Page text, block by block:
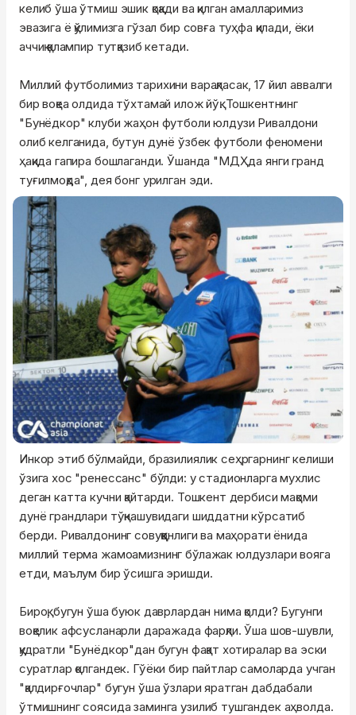
келиб ўша ўтмиш эшик қоқади ва қилган амалларимиз
эвазига ё қўлимизга гўзал бир совға туҳфа қилади, ёки
аччиқ қалампир тутқазиб кетади.
Миллий футболимиз тарихини варақласак, 17 йил аввалги
бир воқеа олдида тўхтамай илож йўқ. Тошкентнинг
"Бунёдкор" клуби жаҳон футболи юлдузи Ривалдони
олиб келганида, бутун дунё ўзбек футболи феномени
ҳақида гапира бошлаганди. Ўшанда "МДҲда янги гранд
туғилмоқда", дея бонг урилган эди.
Инкор этиб бўлмайди, бразилиялик сеҳргарнинг келиши
ўзига хос "ренессанс" бўлди: у стадионларга мухлис
деган катта кучни қайтарди. Тошкент дербиси мақоми
дунё грандлари тўқнашувидаги шиддатни кўрсатиб
берди. Ривалдонинг совуққонлиги ва маҳорати ёнида
миллий терма жамоамизнинг бўлажак юлдузлари вояга
етди, маълум бир ўсишга эришди.
Бироқ, бугун ўша буюк даврлардан нима қолди? Бугунги
воқелик афсусланарли даражада фарқли. Ўша шов-шувли,
қудратли "Бунёдкор"дан бугун фақат хотиралар ва эски
суратлар қолгандек. Гўёки бир пайтлар самоларда учган
"қалдирғочлар" бугун ўша ўзлари яратган дабдабали
ўтмишнинг соясида заминга узилиб тушгандек аҳволда.